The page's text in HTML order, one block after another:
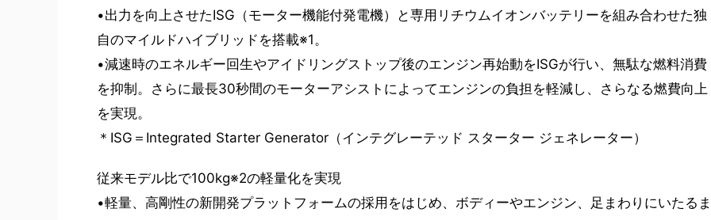
•出力を向上させたISG（モーター機能付発電機）と専用リチウムイオンバッテリーを組み合わせた独
自のマイルドハイブリッドを搭載※1。
•減速時のエネルギー回生やアイドリングストップ後のエンジン再始動をISGが行い、無駄な燃料消費
を抑制。さらに最長30秒間のモーターアシストによってエンジンの負担を軽減し、さらなる燃費向上
を実現。
＊ISG＝Integrated Starter Generator（インテグレーテッド スターター ジェネレーター）
従来モデル比で100kg※2の軽量化を実現
•軽量、高剛性の新開発プラットフォームの採用をはじめ、ボディーやエンジン、足まわりにいたるま